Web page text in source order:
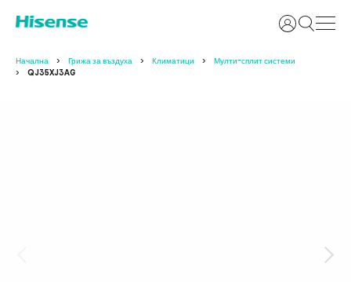
Вход
Начална Грижа за въздуха Климатици
Мулти-сплит системи
QJ35XJ3AG